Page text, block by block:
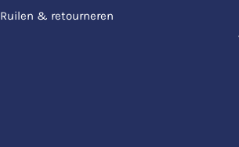
Ruilen & retourneren